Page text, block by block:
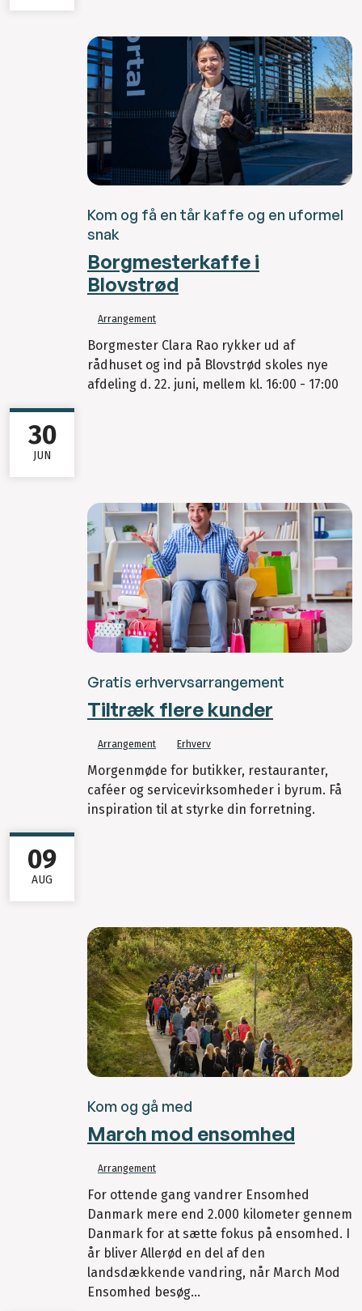
Kom og få en tår kaffe og en uformel
snak
Borgmesterkaffe i
Blovstrød
Arrangement
Borgmester Clara Rao rykker ud af
rådhuset og ind på Blovstrød skoles nye
afdeling d. 22. juni, mellem kl. 16:00 - 17:00
Gratis erhvervsarrangement
Tiltræk flere kunder
30
JUN
Arrangement Erhverv
Morgenmøde for butikker, restauranter,
caféer og servicevirksomheder i byrum. Få
inspiration til at styrke din forretning.
Kom og gå med
March mod ensomhed
09
AUG
Arrangement
For ottende gang vandrer Ensomhed
Danmark mere end 2.000 kilometer gennem
Danmark for at sætte fokus på ensomhed. I
år bliver Allerød en del af den
landsdækkende vandring, når March Mod
Ensomhed besøg...